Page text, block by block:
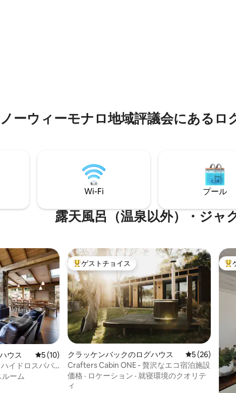
ーウィーモナロ地域評議会にある
Wi-Fi プール
露天風呂（温泉以外）・ジャ
ウス レビュー10件、5つ星中5つ星の平均評価
5 (10)
ハイドロスパバ
ルーム
大好評のゲストチョイスです。
ゲストチョイス
クラッケンバックのログハウス レビュー26件
5 (26)
Crafters Cabin ONE - 贅沢なエコ宿泊施設
価格 · ロケーション · 就寝環境のクオリテ
ィ
大